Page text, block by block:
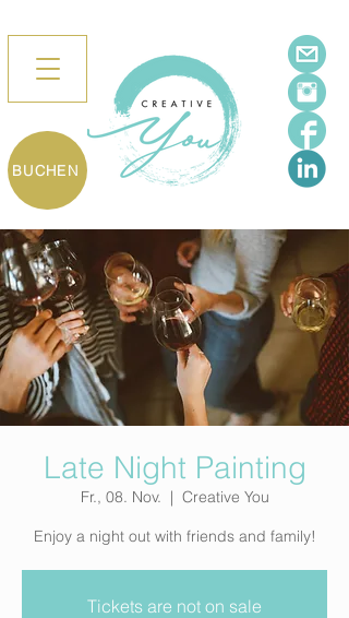
BUCHEN
Late Night Painting
Fr., 08. Nov.
  |
Creative You
Enjoy a night out with friends and family!
Tickets are not on sale